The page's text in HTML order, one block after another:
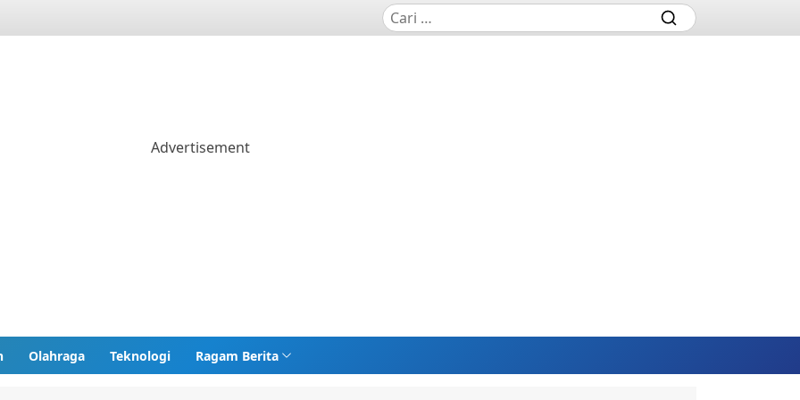
Olahraga Teknologi Ragam Berita